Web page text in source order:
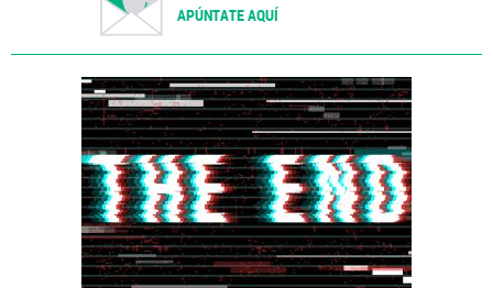
APÚNTATE AQUÍ